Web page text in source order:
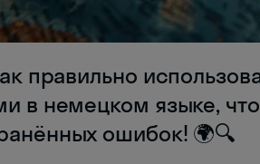
правильно
в немецком языке,
ошибок! 🌍🔍